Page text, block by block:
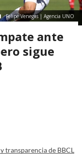
Felipe Venegas | Agencia UNO
ante
sigue
transparencia de BBCL